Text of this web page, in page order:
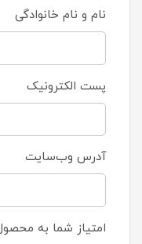
نام و نام خانوادگی
پست الکترونیک
آدرس وب‌سایت
امتیاز شما به